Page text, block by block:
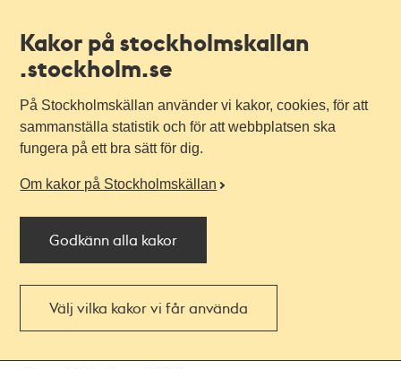
Kakor på stockholmskallan
.stockholm.se
På Stockholmskällan använder vi kakor, cookies, för att
sammanställa statistik och för att webbplatsen ska
fungera på ett bra sätt för dig.
Om kakor på Stockholmskällan
Godkänn alla kakor
Välj vilka kakor vi får använda